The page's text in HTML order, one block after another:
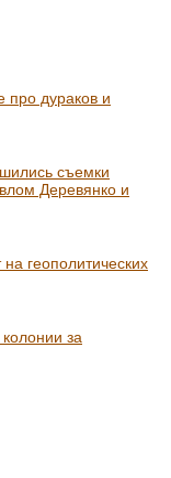
про дураков и
съемки
Деревянко и
геополитических
за